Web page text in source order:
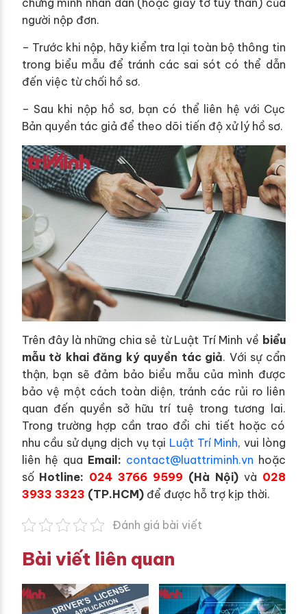
chứng minh nhân dân (hoặc giấy tờ tùy thân) của
người nộp đơn.
– Trước khi nộp, hãy kiểm tra lại toàn bộ thông tin
trong biểu mẫu để tránh các sai sót có thể dẫn
đến việc từ chối hồ sơ.
– Sau khi nộp hồ sơ, bạn có thể liên hệ với Cục
Bản quyền tác giả để theo dõi tiến độ xử lý hồ sơ.
Trên đây là những chia sẻ từ Luật Trí Minh về biểu
mẫu tờ khai đăng ký quyền tác giả. Với sự cẩn
thận, bạn sẽ đảm bảo biểu mẫu của mình được
bảo vệ một cách toàn diện, tránh các rủi ro liên
quan đến quyền sở hữu trí tuệ trong tương lai.
Trong trường hợp cần trao đổi chi tiết hoặc có
nhu cầu sử dụng dịch vụ tại Luật Trí Minh, vui lòng
liên hệ qua Email: contact@luattriminh.vn hoặc
số Hotline: 024 3766 9599 (Hà Nội) và 028
3933 3323 (TP.HCM) để được hỗ trợ kịp thời.
Đánh giá bài viết
Bài viết liên quan